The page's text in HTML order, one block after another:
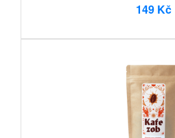
149 Kč